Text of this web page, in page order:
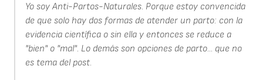
Yo soy Anti-Partos-Naturales. Porque estoy convencida
de que solo hay dos formas de atender un parto: con la
evidencia científica o sin ella y entonces se reduce a
"bien" o "mal". Lo demás son opciones de parto... que no
es tema del post.